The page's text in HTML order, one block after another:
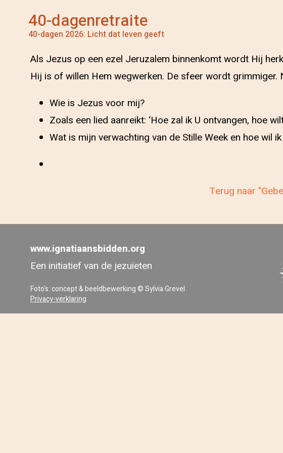
40-dagenretraite
40-dagen 2026: Licht dat leven geeft
Als Jezus op een ezel Jeruzalem binnenkomt wordt Hij
Hij is of willen Hem wegwerken. De sfeer wordt grimmiger.
Wie is Jezus voor mij?
Zoals een lied aanreikt: ‘Hoe zal ik U ontvangen, hoe
Wat is mijn verwachting van de Stille Week en hoe wil
Terug naar
www.ignatiaansbidden.org
Een initiatief van de jezuïeten
Foto's: concept & beeldbewerking © Sylvia Grevel
Privacy-verklaring